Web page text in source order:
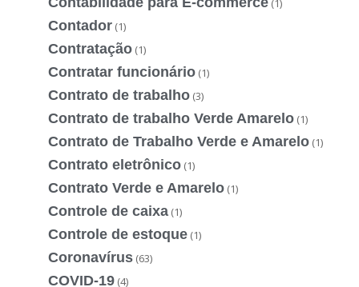
(1)
Contador (1)
Contratação (1)
Contratar funcionário (1)
Contrato de trabalho (3)
Contrato de trabalho Verde Amarelo (1)
Contrato de Trabalho Verde e Amarelo (1)
Contrato eletrônico (1)
Contrato Verde e Amarelo (1)
Controle de caixa (1)
Controle de estoque (1)
Coronavírus (63)
COVID-19 (4)